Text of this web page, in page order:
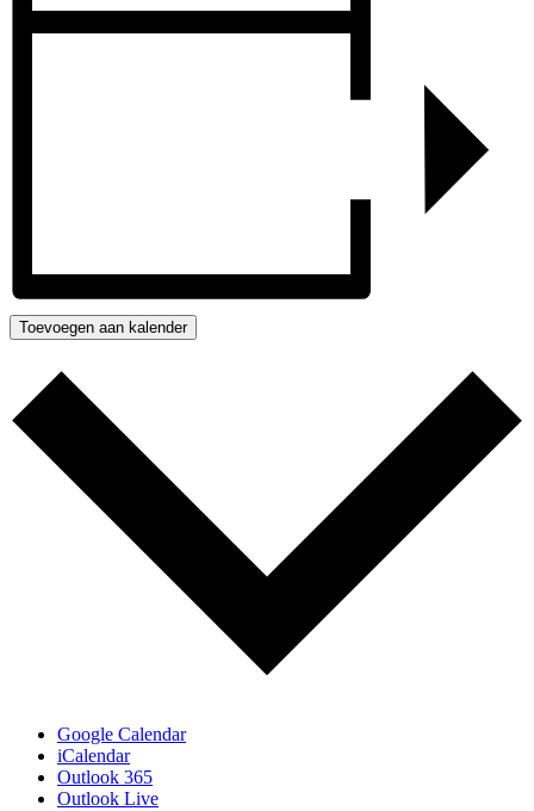
Toevoegen aan kalender
Google Calendar
iCalendar
Outlook 365
Outlook Live